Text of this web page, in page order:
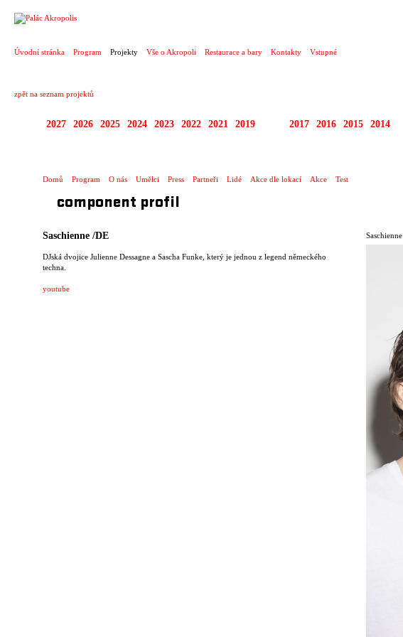
Úvodní stránka Program Projekty Vše o Akropoli Restaurace a bary Kontakty Vstupné
zpět na seznam projektů
2027 2026 2025 2024 2023 2022 2021 2019 2017 2016 2015 2014
Domů Program O nás Umělci Press Partneři Lidé Akce dle lokací Akce Test
component profil
Saschienne /DE
DJská dvojice Julienne Dessagne a Sascha Funke, který je jednou z legend německého
techna.
youtube
Saschienne